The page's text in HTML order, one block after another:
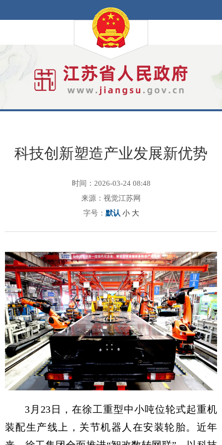
科技创新塑造产业发展新优势
时间：2026-03-24 08:48
来源：视觉江苏网
字号： 默认 小 大
3月23日，在徐工重型中小吨位轮式起重机
装配生产线上，关节机器人在安装轮胎。近年